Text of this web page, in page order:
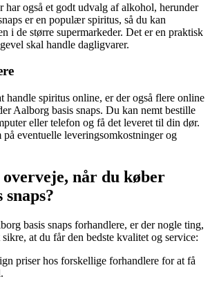
har også et godt udvalg af alkohol, herunder
er en populær spiritus, så du kan
i de større supermarkeder. Det er en praktisk
skal handle dagligvarer.
spiritus online, er der også flere online
Aalborg basis snaps. Du kan nemt bestille
eller telefon og få det leveret til din dør.
eventuelle leveringsomkostninger og
når du køber
basis snaps forhandlere, er der nogle ting,
at du får den bedste kvalitet og service:
priser hos forskellige forhandlere for at få